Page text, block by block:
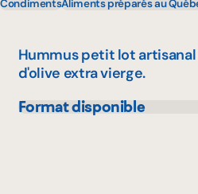
CondimentsAliments préparés au
Hummus petit lot artisanal
d'olive extra vierge.
Format disponible